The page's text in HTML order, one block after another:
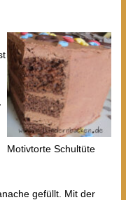
Motivtorte Schultüte
gefüllt. Mit der